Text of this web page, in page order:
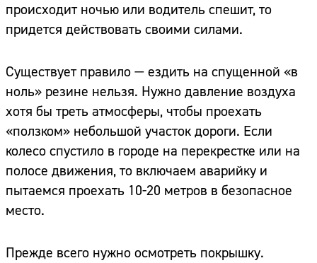
происходит ночью или водитель спешит, то
придется действовать своими силами.
Существует правило — ездить на спущенной «в
ноль» резине нельзя. Нужно давление воздуха
хотя бы треть атмосферы, чтобы проехать
«ползком» небольшой участок дороги. Если
колесо спустило в городе на перекрестке или на
полосе движения, то включаем аварийку и
пытаемся проехать 10-20 метров в безопасное
место.
Прежде всего нужно осмотреть покрышку.